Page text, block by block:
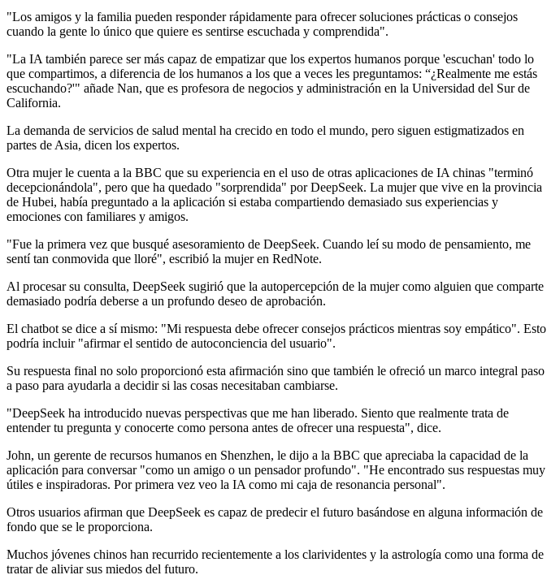
"Los amigos y la familia pueden responder rápidamente para ofrecer soluciones prácticas o consejos
cuando la gente lo único que quiere es sentirse escuchada y comprendida".
"La IA también parece ser más capaz de empatizar que los expertos humanos porque 'escuchan' todo lo
que compartimos, a diferencia de los humanos a los que a veces les preguntamos: “¿Realmente me estás
escuchando?'" añade Nan, que es profesora de negocios y administración en la Universidad del Sur de
California.
La demanda de servicios de salud mental ha crecido en todo el mundo, pero siguen estigmatizados en
partes de Asia, dicen los expertos.
Otra mujer le cuenta a la BBC que su experiencia en el uso de otras aplicaciones de IA chinas "terminó
decepcionándola", pero que ha quedado "sorprendida" por DeepSeek. La mujer que vive en la provincia
de Hubei, había preguntado a la aplicación si estaba compartiendo demasiado sus experiencias y
emociones con familiares y amigos.
"Fue la primera vez que busqué asesoramiento de DeepSeek. Cuando leí su modo de pensamiento, me
sentí tan conmovida que lloré", escribió la mujer en RedNote.
Al procesar su consulta, DeepSeek sugirió que la autopercepción de la mujer como alguien que comparte
demasiado podría deberse a un profundo deseo de aprobación.
El chatbot se dice a sí mismo: "Mi respuesta debe ofrecer consejos prácticos mientras soy empático". Esto
podría incluir "afirmar el sentido de autoconciencia del usuario".
Su respuesta final no solo proporcionó esta afirmación sino que también le ofreció un marco integral paso
a paso para ayudarla a decidir si las cosas necesitaban cambiarse.
"DeepSeek ha introducido nuevas perspectivas que me han liberado. Siento que realmente trata de
entender tu pregunta y conocerte como persona antes de ofrecer una respuesta", dice.
John, un gerente de recursos humanos en Shenzhen, le dijo a la BBC que apreciaba la capacidad de la
aplicación para conversar "como un amigo o un pensador profundo". "He encontrado sus respuestas muy
útiles e inspiradoras. Por primera vez veo la IA como mi caja de resonancia personal".
Otros usuarios afirman que DeepSeek es capaz de predecir el futuro basándose en alguna información de
fondo que se le proporciona.
Muchos jóvenes chinos han recurrido recientemente a los clarividentes y la astrología como una forma de
tratar de aliviar sus miedos del futuro.